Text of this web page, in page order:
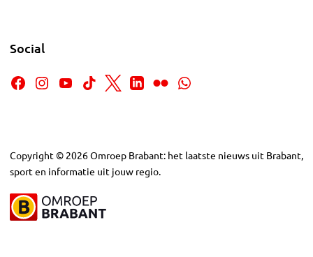
Social
Copyright © 2026Omroep Brabant: het laatste nieuws uit Brabant,
sport en informatie uit jouw regio.